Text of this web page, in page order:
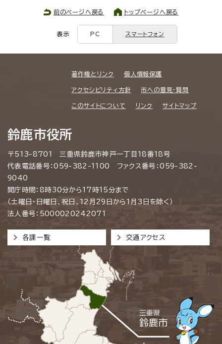
前のページへ戻る トップページへ戻る
表示 PC スマートフォン
著作権とリンク 個人情報保護
アクセシビリティ方針 市への意見・質問
このサイトについて リンク サイトマップ
鈴鹿市役所
〒513-8701 三重県鈴鹿市神戸一丁目18番18号
代表電話番号：059-382-1100 ファクス番号：059-382-
9040
開庁時間：8時30分から17時15分まで
（土曜日・日曜日、祝日、12月29日から1月3日を除く）
法人番号：5000020242071
各課一覧 交通アクセス